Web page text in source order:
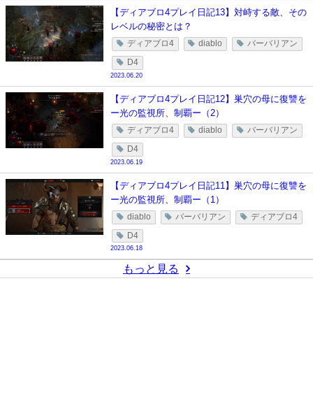
【ディアブロ4プレイ日記13】対峙する敵、その
レベルの秘密とは？
ディアブロ4 diablo バーバリアン
D4
2023.06.20
【ディアブロ4プレイ日記12】巣穴の母に復讐を
ー光の監視所、制覇ー（2）
ディアブロ4 diablo バーバリアン
D4
2023.06.19
【ディアブロ4プレイ日記11】巣穴の母に復讐を
ー光の監視所、制覇ー（1）
diablo バーバリアン ディアブロ4
D4
2023.06.18
もっと見る